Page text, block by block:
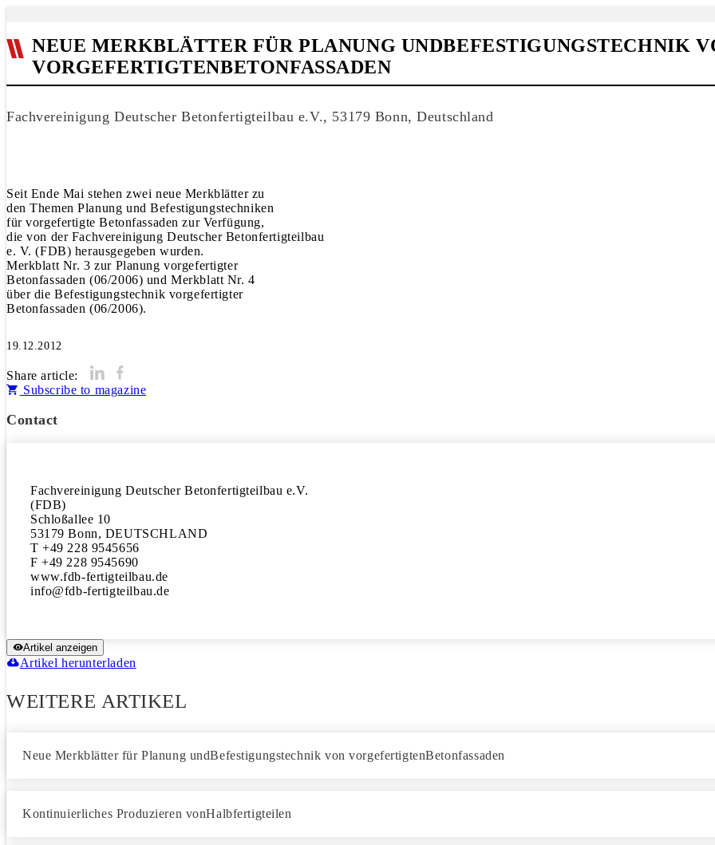
NEUE MERKBLÄTTER FÜR PLANUNG UNDBEFESTIGUNGSTECHNIK
VORGEFERTIGTENBETONFASSADEN
Fachvereinigung Deutscher Betonfertigteilbau e.V., 53179 Bonn, Deutschland
Seit Ende Mai stehen zwei neue Merkblätter zu
den Themen Planung und Befestigungstechniken
für vorgefertigte Betonfassaden zur Verfügung,
die von der Fachvereinigung Deutscher Betonfertigteilbau
e. V. (FDB) herausgegeben wurden.
Merkblatt Nr. 3 zur Planung vorgefertigter
Betonfassaden (06/2006) und Merkblatt Nr. 4
über die Befestigungstechnik vorgefertigter
Betonfassaden (06/2006).
19.12.2012
Share article:
Subscribe to magazine
Contact
Fachvereinigung Deutscher Betonfertigteilbau e.V.
(FDB)
Schloßallee 10
53179 Bonn, DEUTSCHLAND
T +49 228 9545656
F +49 228 9545690
www.fdb-fertigteilbau.de
Artikel anzeigen
Artikel herunterladen
WEITERE ARTIKEL
Neue Merkblätter für Planung undBefestigungstechnik von vorgefertigtenBetonfassaden
Kontinuierliches Produzieren vonHalbfertigteilen